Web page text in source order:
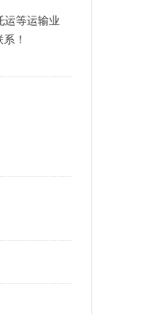
运等运输业
！